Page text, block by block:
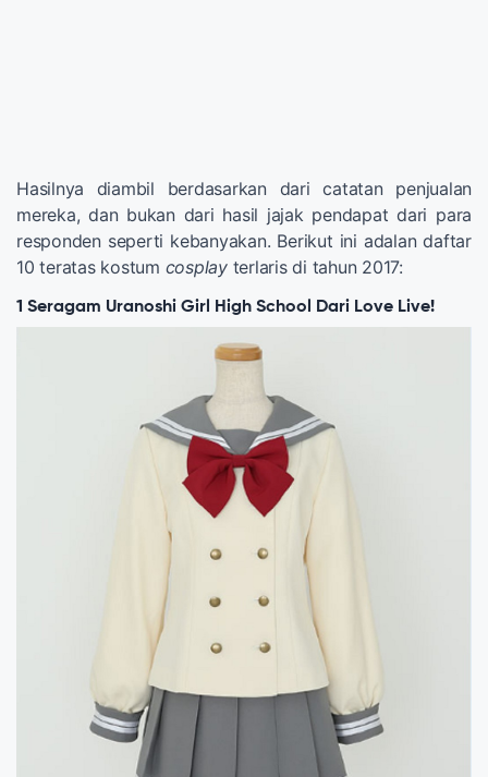
Hasilnya diambil berdasarkan dari catatan penjualan
mereka, dan bukan dari hasil jajak pendapat dari para
responden seperti kebanyakan. Berikut ini adalan daftar
10 teratas kostum cosplay terlaris di tahun 2017:
1 Seragam Uranoshi Girl High School Dari Love Live!